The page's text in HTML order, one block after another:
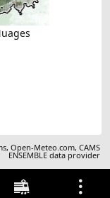
,Open-Meteo.com,CAMS
ENSEMBLE data provider